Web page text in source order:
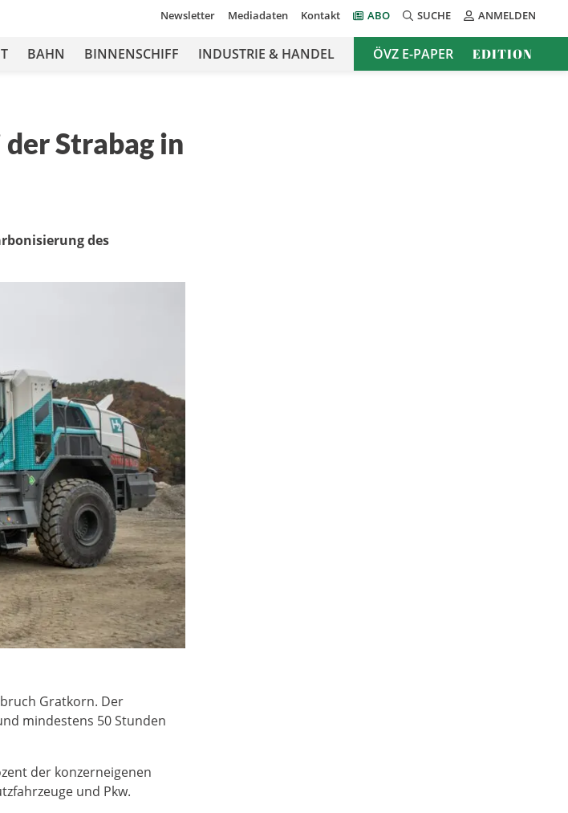
Newsletter Mediadaten Kontakt ABO SUCHE ANMELDEN
BAHN BINNENSCHIFF INDUSTRIE & HANDEL ÖVZ E-PAPER EDITION
Strabag in
des
Gratkorn. Der
mindestens 50 Stunden
der konzerneigenen
und Pkw.